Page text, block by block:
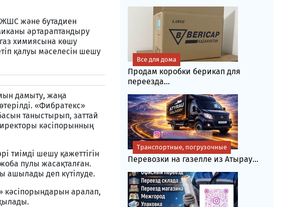
ЖШС және бутадиен
әртараптандыру
химиясына көшу
қалуы мәселесін шешу
дамыту, жаңа
«Фибратекс»
таныстырып, заттай
кәсіпорынның
тиімді шешу қажеттігін
пулы жасақталған.
ашылады деп күтілуде.
аралап,
Продам коробки берикап для
переезда...
Все для дома
Перевозки на газелле из Атырау...
Транспортные, погрузочные